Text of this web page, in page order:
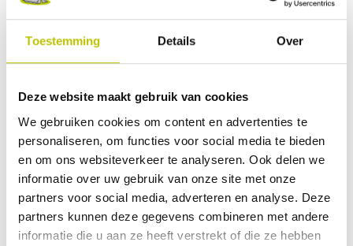
Toestemming Details Over
Deze website maakt gebruik van cookies
We gebruiken cookies om content en advertenties te
personaliseren, om functies voor social media te bieden
en om ons websiteverkeer te analyseren. Ook delen we
informatie over uw gebruik van onze site met onze
partners voor social media, adverteren en analyse. Deze
partners kunnen deze gegevens combineren met andere
informatie die u aan ze heeft verstrekt of die ze hebben
15 mummy slaapzak wordt geleverd
van de meegeleverde pakzak. Hierin
comprimeren. Productkenmerken:
Zeer goede isolatie en comfortabel
Waterafstotend dankzij DWR Goede
prijs/kwaliteit/gewicht/isolatie
verhouding Dons is behandeld tegen
vocht Erg prettig in gebruik
Fantastische nieuwe kleur Inclusief
opbergfoedraal en pakzak Regular
model Down Defender Het speciaal
Op voorraad
Thuis binnen 1 werkdag
Nomad - Orion Premium 550 LZ
Mummy Slaapzak Dons